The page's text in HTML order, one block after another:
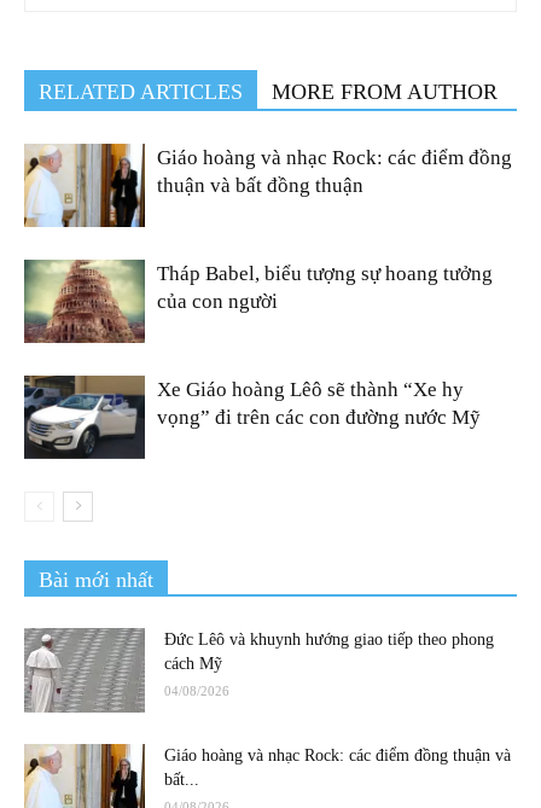
RELATED ARTICLES MORE FROM AUTHOR
Giáo hoàng và nhạc Rock: các điểm đồng
thuận và bất đồng thuận
Tháp Babel, biểu tượng sự hoang tưởng
của con người
Xe Giáo hoàng Lêô sẽ thành “Xe hy
vọng” đi trên các con đường nước Mỹ
Bài mới nhất
Đức Lêô và khuynh hướng giao tiếp theo phong
cách Mỹ
04/08/2026
Giáo hoàng và nhạc Rock: các điểm đồng thuận và
bất...